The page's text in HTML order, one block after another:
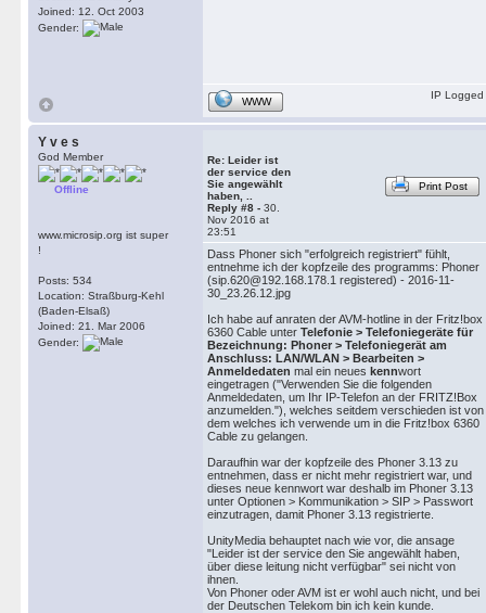
Joined: 12. Oct 2003
Gender:
WWW
IP Logged
Y v e s
God Member
Offline
www.microsip.org ist super
!
Posts: 534
Location: Straßburg-Kehl
(Baden-Elsaß)
Joined: 21. Mar 2006
Gender:
Re: Leider ist
der service den
Sie angewählt
haben, ..
Reply #8 - 30.
Nov 2016 at
23:51
Print Post
Dass Phoner sich "erfolgreich registriert" fühlt,
entnehme ich der kopfzeile des programms: Phoner
(sip.620@192.168.178.1 registered) - 2016-11-
30_23.26.12.jpg
Ich habe auf anraten der AVM-hotline in der Fritz!box
6360 Cable unter Telefonie > Telefoniegeräte für
Bezeichnung: Phoner > Telefoniegerät am
Anschluss: LAN/WLAN > Bearbeiten >
Anmeldedaten mal ein neues kennwort
eingetragen ("Verwenden Sie die folgenden
Anmeldedaten, um Ihr IP-Telefon an der FRITZ!Box
anzumelden."), welches seitdem verschieden ist von
dem welches ich verwende um in die Fritz!box 6360
Cable zu gelangen.
Daraufhin war der kopfzeile des Phoner 3.13 zu
entnehmen, dass er nicht mehr registriert war, und
dieses neue kennwort war deshalb im Phoner 3.13
unter Optionen > Kommunikation > SIP > Passwort
einzutragen, damit Phoner 3.13 registrierte.
UnityMedia behauptet nach wie vor, die ansage
"Leider ist der service den Sie angewählt haben,
über diese leitung nicht verfügbar" sei nicht von
ihnen.
Von Phoner oder AVM ist er wohl auch nicht, und bei
der Deutschen Telekom bin ich kein kunde.